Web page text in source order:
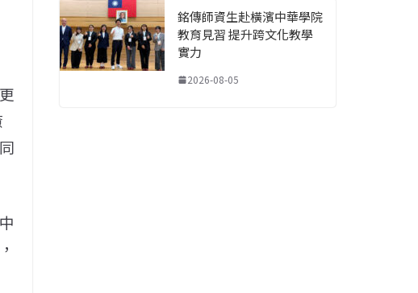
銘傳師資生赴橫濱中華學院
教育見習 提升跨文化教學
實力
2026-08-05